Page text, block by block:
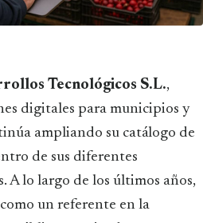
Tecnológicos S.L.,
digitales para municipios y
ampliando su catálogo de
de sus diferentes
A lo largo de los últimos años,
un referente en la